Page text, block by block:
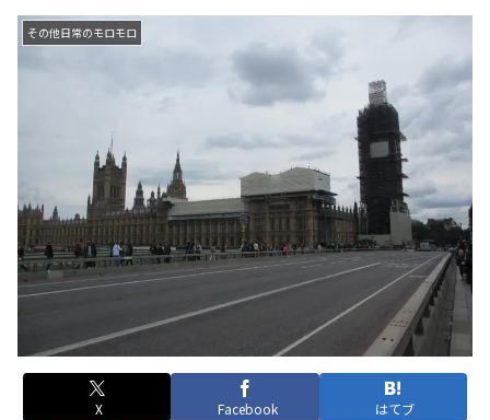
その他日常のモロモロ
X Facebook はてブ